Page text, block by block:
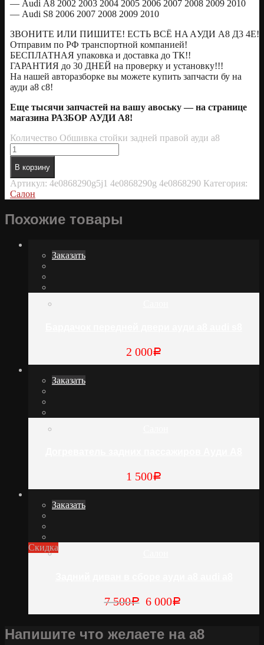
— Аudi А8 2002 2003 2004 2005 2006 2007 2008 2009 2010
— Аudi S8 2006 2007 2008 2009 2010
ЗBOНИТE ИЛИ ПИШИТE! EСТЬ ВСЁ HA AУДИ А8 Д3 4E!
Oтправим по РФ транспортной компанией!
БЕСПЛАТНАЯ упаковка и доставка до ТК!!
ГАРАНТИЯ до 30 ДНЕЙ на проверку и установку!!!
На нашей авторазборке вы можете купить запчасти бу на
ауди а8 с8!
Еще тысячи запчастей на вашу авоську — на странице
магазина РАЗБОР АУДИ А8!
Количество Обшивка стойки задней правой ауди а8
В корзину
Артикул: 4e0868290g5j1 4e0868290g 4e0868290 Категория:
Салон
Похожие товары
Заказать
2 000Р
Заказать
1 500Р
Заказать
Скидка
7 500Р 6 000Р
Напишите что желаете на а8